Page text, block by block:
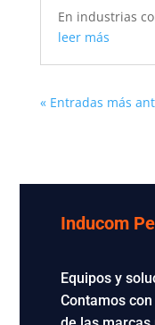
En industrias
leer más
« Entradas más
Inducom
Equipos y
Contamos